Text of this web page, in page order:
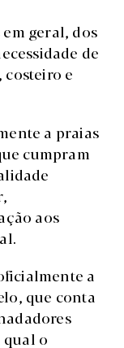
geral, dos
de
e
a praias
cumpram
aos
a
que conta
qual o